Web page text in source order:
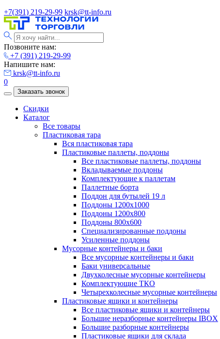
+7(391) 219-29-99 krsk@tt-info.ru
Позвоните нам:
+7 (391) 219-29-99
Напишите нам:
krsk@tt-info.ru
0
Заказать звонок
Скидки
Каталог
Все товары
Пластиковая тара
Вся пластиковая тара
Пластиковые паллеты, поддоны
Все пластиковые паллеты, поддоны
Вкладываемые поддоны
Комплектующие к паллетам
Паллетные борта
Поддон для бутылей 19 л
Поддоны 1200х1000
Поддоны 1200х800
Поддоны 800х600
Специализированные поддоны
Усиленные поддоны
Мусорные контейнеры и баки
Все мусорные контейнеры и баки
Баки универсальные
Двухколесные мусорные контейнеры
Комплектующие ТКО
Четырехколесные мусорные контейнеры
Пластиковые ящики и контейнеры
Все пластиковые ящики и контейнеры
Большие неразборные контейнеры IBOX
Большие разборные контейнеры
Пластиковые ящики для склада